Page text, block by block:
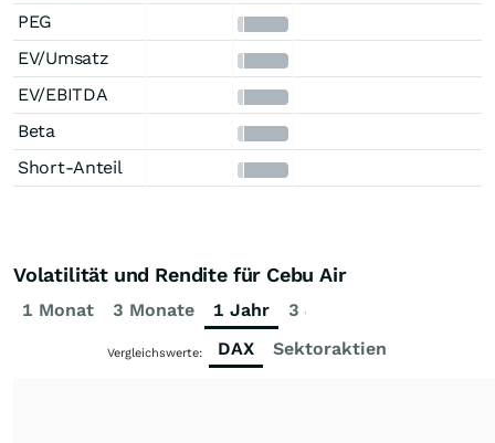
PEG
EV/Umsatz
EV/EBITDA
Beta
Short-Anteil
Volatilität und Rendite für Cebu Air
1 Monat 3 Monate 1 Jahr 3 Jahre
Vergleichswerte: DAX Sektoraktien